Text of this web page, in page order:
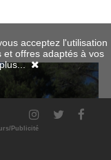
Publicité
acceptez l'utilisation
et offres adaptés à vos